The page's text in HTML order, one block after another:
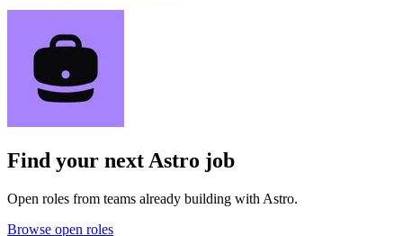
Find your next Astro job
Open roles from teams already building with Astro.
Browse open roles